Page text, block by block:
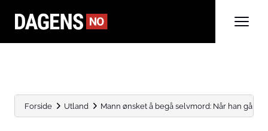
Forside Utland Mann ønsket å begå selvmord: Når han går ut